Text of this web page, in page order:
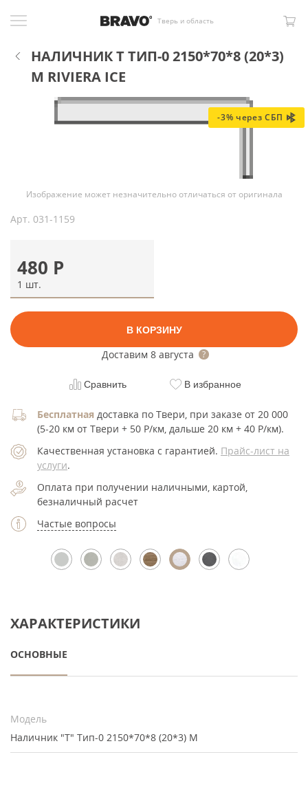
Тверь и область
НАЛИЧНИК Т ТИП-0 2150*70*8 (20*3)
М RIVIERA ICE
-3% через СБП
Изображение может незначительно отличаться от оригинала
Арт. 031-1159
480 Р
1 шт.
В КОРЗИНУ
Доставим 8 августа
Сравнить В избранное
Бесплатная доставка по Твери, при заказе от 20 000
(5-20 км от Твери + 50 Р/км, дальше 20 км + 40 Р/км).
Качественная установка с гарантией. Прайс-лист на
услуги.
Оплата при получении наличными, картой,
безналичный расчет
Частые вопросы
ХАРАКТЕРИСТИКИ
ОСНОВНЫЕ
Модель
Наличник "Т" Тип-0 2150*70*8 (20*3) М